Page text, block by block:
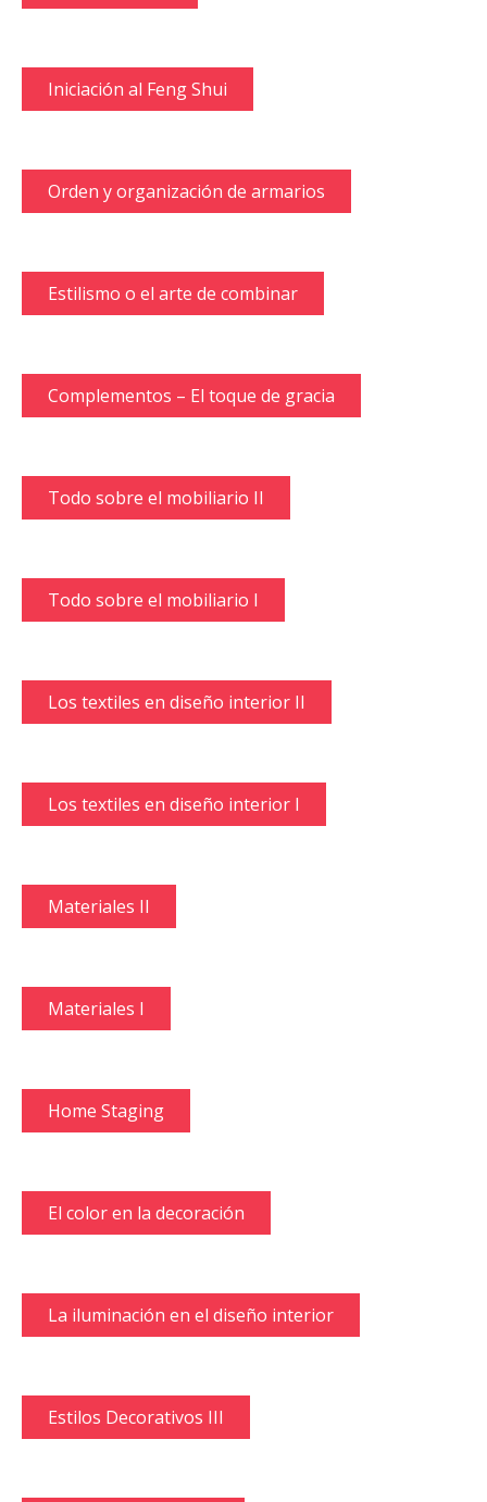
Iniciación al Feng Shui
Orden y organización de armarios
Estilismo o el arte de combinar
Complementos – El toque de gracia
Todo sobre el mobiliario II
Todo sobre el mobiliario I
Los textiles en diseño interior II
Los textiles en diseño interior I
Materiales II
Materiales I
Home Staging
El color en la decoración
La iluminación en el diseño interior
Estilos Decorativos III